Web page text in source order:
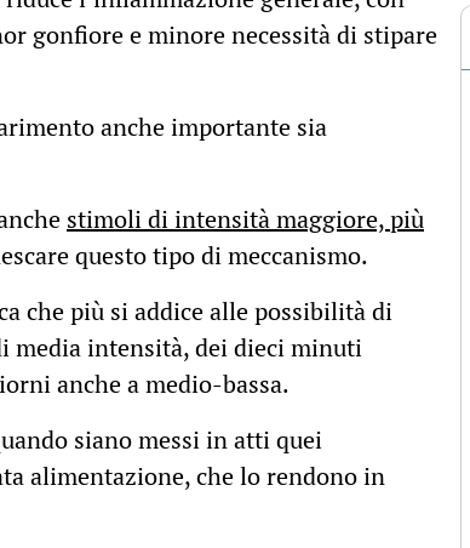
gonfiore e minore necessità di stipare
anche importante sia
stimoli di intensità maggiore, più
questo tipo di meccanismo.
che più si addice alle possibilità di
media intensità, dei dieci minuti
anche a medio-bassa.
siano messi in atti quei
alimentazione, che lo rendono in